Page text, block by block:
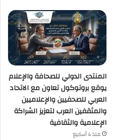
المنتدى الدولي للصحافة والإعلام
يوقع بروتوكول تعاون مع الاتحاد
العربي للصحفيين والإعلاميين
والمثقفين العرب لتعزيز الشراكة
الإعلامية والثقافية
منذ 4 أسابيع